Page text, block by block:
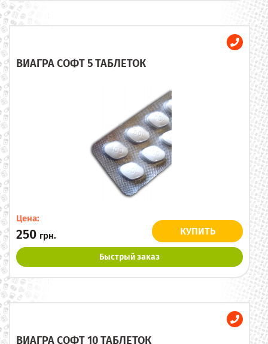
ВИАГРА СОФТ 5 ТАБЛЕТОК
Цена:
250 грн. КУПИТЬ
Быстрый заказ
ВИАГРА СОФТ 10 ТАБЛЕТОК